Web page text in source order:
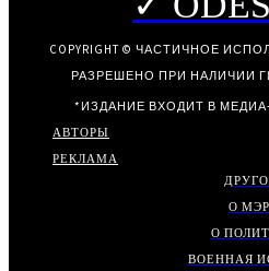
COPYRIGHT © ЧАСТИЧНОЕ
РАЗРЕШЕНО ПРИ НАЛИЧИИ
*ИЗДАНИЕ ВХОДИТ В
АВТОРЫ
РЕКЛАМА
О
О
ВОЕННАЯ